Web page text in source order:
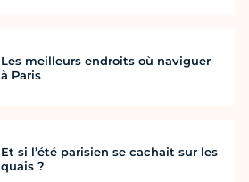
Les meilleurs endroits où naviguer
à Paris
Et si l’été parisien se cachait sur les
quais ?